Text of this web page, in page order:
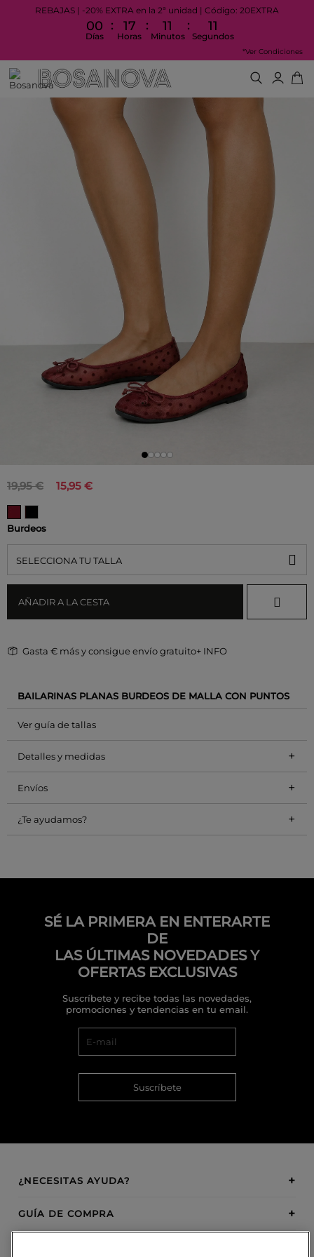
REBAJAS | -20% EXTRA en la 2ª unidad | Código: 20EXTRA
00
Días
: 17
Horas
: 11
Minutos
: 11
Segundos
*Ver Condiciones
15,95 €
19,95 €
Burdeos
SELECCIONA TU TALLA
AÑADIR A LA CESTA
Gasta € más y consigue envío gratuito+ INFO
BAILARINAS PLANAS BURDEOS DE MALLA CON PUNTOS
Ver guía de tallas
Detalles y medidas +
Envíos +
¿Te ayudamos? +
SÉ LA PRIMERA EN ENTERARTE
DE
LAS ÚLTIMAS NOVEDADES Y
OFERTAS EXCLUSIVAS
Suscríbete y recibe todas las novedades,
promociones y tendencias en tu email.
Suscríbete
¿NECESITAS AYUDA?
GUÍA DE COMPRA